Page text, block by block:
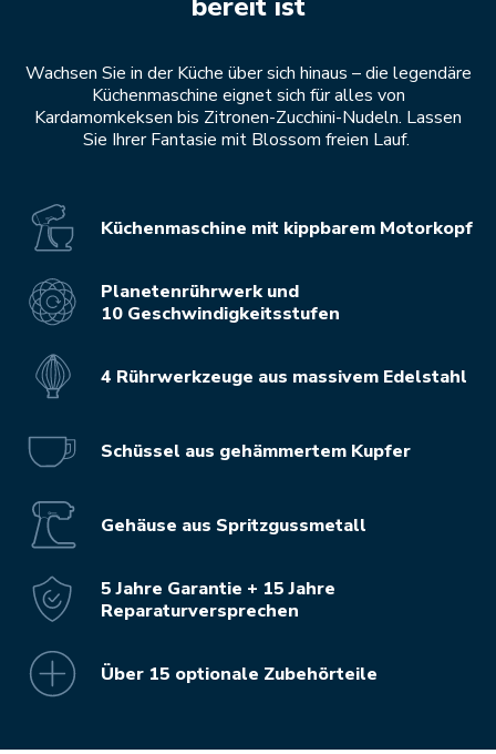
Wachsen Sie in der Küche über sich hinaus – die legendäre
Küchenmaschine eignet sich für alles von
Kardamomkeksen bis Zitronen-Zucchini-Nudeln. Lassen
Sie Ihrer Fantasie mit Blossom freien Lauf.
Küchenmaschine mit kippbarem Motorkopf
Planetenrührwerk und
10 Geschwindigkeitsstufen
4 Rührwerkzeuge aus massivem Edelstahl
Schüssel aus gehämmertem Kupfer
Gehäuse aus Spritzgussmetall
5 Jahre Garantie + 15 Jahre
Reparaturversprechen
Über 15 optionale Zubehörteile